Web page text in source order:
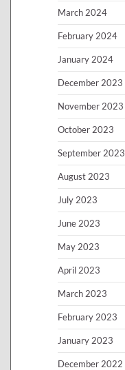
March 2024
February 2024
January 2024
December 2023
November 2023
October 2023
September 2023
August 2023
July 2023
June 2023
May 2023
April 2023
March 2023
February 2023
January 2023
December 2022